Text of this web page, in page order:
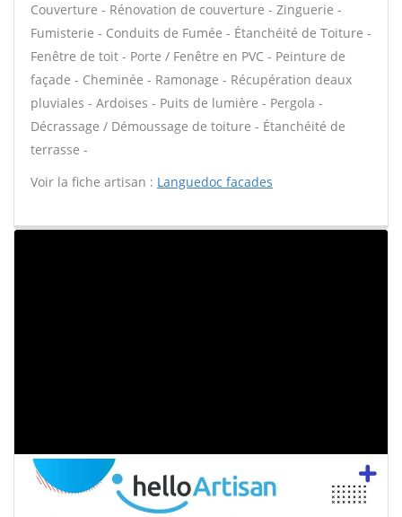
Couverture - Rénovation de couverture - Zinguerie -
Fumisterie - Conduits de Fumée - Étanchéité de Toiture -
Fenêtre de toit - Porte / Fenêtre en PVC - Peinture de
façade - Cheminée - Ramonage - Récupération deaux
pluviales - Ardoises - Puits de lumière - Pergola -
Décrassage / Démoussage de toiture - Étanchéité de
terrasse -
Voir la fiche artisan : Languedoc facades